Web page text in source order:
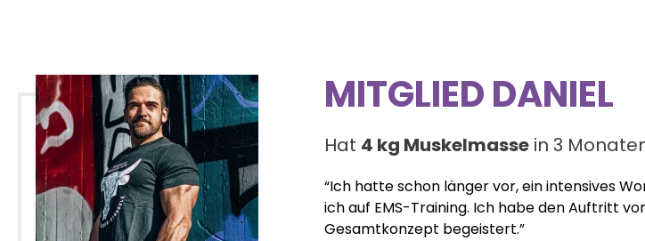
MITGLIED DANIEL
Hat 4 kg Muskelmassein 3
“Ich hatte schon länger vor, ein intensives
ich auf EMS-Training. Ich habe den Auftritt
Gesamtkonzept begeistert.”